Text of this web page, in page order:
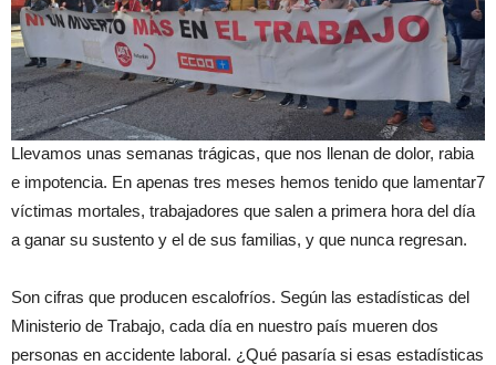
Llevamos unas semanas trágicas, que nos llenan de dolor, rabia
e impotencia. En apenas tres meses hemos tenido que lamentar7
víctimas mortales, trabajadores que salen a primera hora del día
a ganar su sustento y el de sus familias, y que nunca regresan.
Son cifras que producen escalofríos. Según las estadísticas del
Ministerio de Trabajo, cada día en nuestro país mueren dos
personas en accidente laboral. ¿Qué pasaría si esas estadísticas